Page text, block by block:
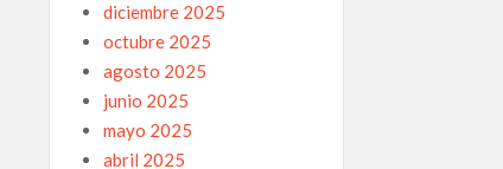
diciembre 2025
octubre 2025
agosto 2025
junio 2025
mayo 2025
abril 2025